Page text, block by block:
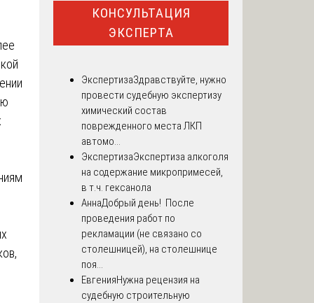
КОНСУЛЬТАЦИЯ
ЭКСПЕРТА
ЭкспертизаЗдравствуйте, нужно
провести судебную экспертизу
химический состав
поврежденного места ЛКП
автомо...
ЭкспертизаЭкспертиза алкоголя
на содержание микропримесей,
в т.ч. гексанола
АннаДобрый день! После
проведения работ по
рекламации (не связано со
столешницей), на столешнице
поя...
ЕвгенияНужна рецензия на
судебную строительную